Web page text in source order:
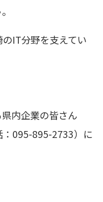
のIT分野を支えてい
内企業の皆さん
：095-895-2733）に